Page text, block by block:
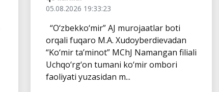
05.08.2026 19:33:23
“O‘zbekko‘mir” AJ murojaatlar boti
orqali fuqaro M.A. Xudoyberdievadan
“Ko‘mir ta’minot” MChJ Namangan filiali
Uchqo‘rg‘on tumani ko‘mir ombori
faoliyati yuzasidan m...